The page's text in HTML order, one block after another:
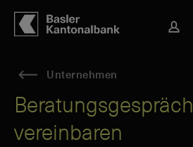
Hauptbereich
Inhalt
navigation
Suche
L
n
Unternehmen
Beratungsgespräch
vereinbaren